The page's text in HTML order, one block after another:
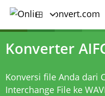
Konverter
Konversi file Anda dari
Interchange File ke